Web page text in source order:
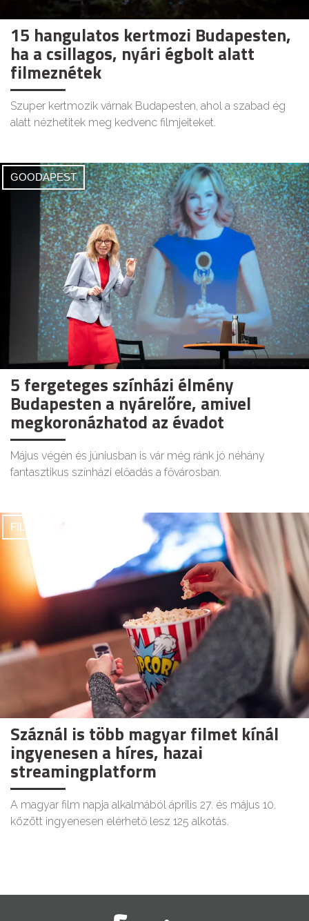
15 hangulatos kertmozi Budapesten,
ha a csillagos, nyári égbolt alatt
filmeznétek
Szuper kertmozik várnak Budapesten, ahol a szabad ég
alatt nézhetitek meg kedvenc filmjeiteket.
GOODAPEST
5 fergeteges színházi élmény
Budapesten a nyárelőre, amivel
megkoronázhatod az évadot
Május végén és júniusban is vár még ránk jó néhány
fantasztikus színházi előadás a fővárosban.
FILMEK
Száznál is több magyar filmet kínál
ingyenesen a híres, hazai
streamingplatform
A magyar film napja alkalmából április 27. és május 10.
között ingyenesen elérhető lesz 125 alkotás.